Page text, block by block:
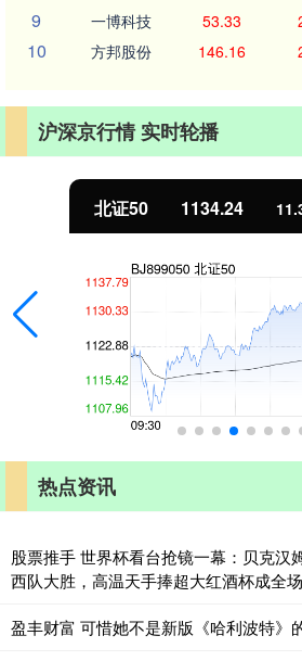
9 一博科技 53.33
10 方邦股份 146.16
沪深京行情 实时轮播
北证50 1134.24
热点资讯
股票推手 世界杯看台抢镜一幕：贝克汉
西队大胜，高温天手捧超大红酒杯成全
盈丰财富 可惜她不是新版《哈利波特》